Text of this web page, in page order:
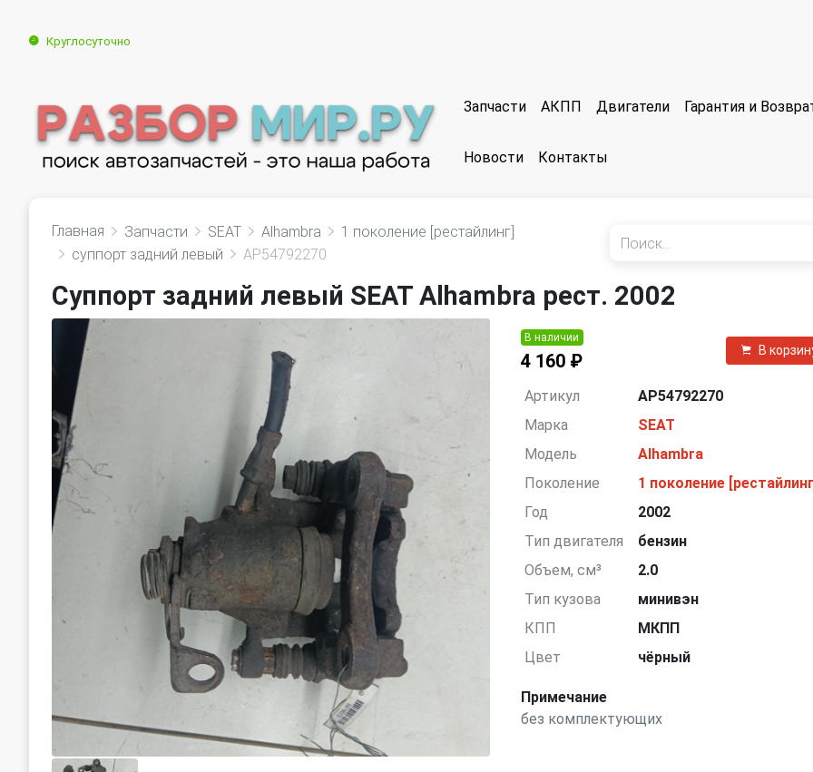
Круглосуточно
Запчасти АКПП Двигатели Гарантия и
Новости Контакты
Главная Запчасти SEAT Alhambra
1 поколение [рестайлинг]
суппорт задний левый
AP54792270
Суппорт задний левый SEAT Alhambra рест. 2002
В наличии
4 160 ₽
В
Артикул
AP54792270
Марка
SEAT
Модель
Alhambra
Поколение
1 поколение
Год
2002
Тип двигателя
бензин
Объем, см³
2.0
Тип кузова
минивэн
КПП
МКПП
Цвет
чёрный
Примечание
без комплектующих